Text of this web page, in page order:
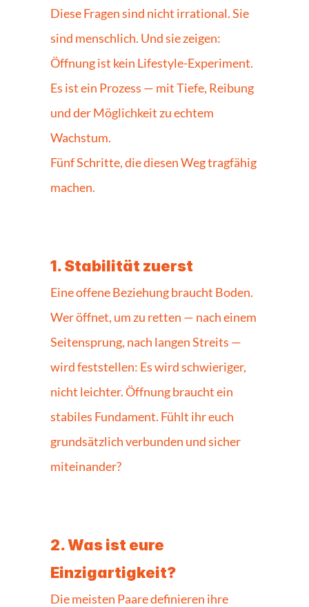
Diese Fragen sind nicht irrational. Sie
sind menschlich. Und sie zeigen:
Öffnung ist kein Lifestyle-Experiment.
Es ist ein Prozess — mit Tiefe, Reibung
und der Möglichkeit zu echtem
Wachstum.
Fünf Schritte, die diesen Weg tragfähig
machen.
1. Stabilität zuerst
Eine offene Beziehung braucht Boden.
Wer öffnet, um zu retten — nach einem
Seitensprung, nach langen Streits —
wird feststellen: Es wird schwieriger,
nicht leichter. Öffnung braucht ein
stabiles Fundament. Fühlt ihr euch
grundsätzlich verbunden und sicher
miteinander?
2. Was ist eure
Einzigartigkeit?
Die meisten Paare definieren ihre